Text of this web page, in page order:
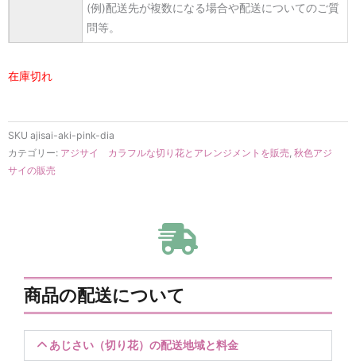
(例)配送先が複数になる場合や配送についてのご質
問等。
在庫切れ
SKU ajisai-aki-pink-dia
カテゴリー: アジサイ カラフルな切り花とアレンジメントを販売 秋色アジ
サイの販売
商品の配送について
あじさい（切り花）の配送地域と料金